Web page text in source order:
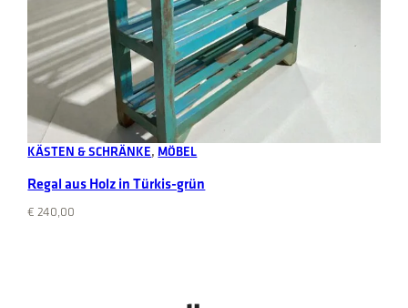
KÄSTEN & SCHRÄNKE, MÖBEL
Regal aus Holz in Türkis-grün
€ 240,00